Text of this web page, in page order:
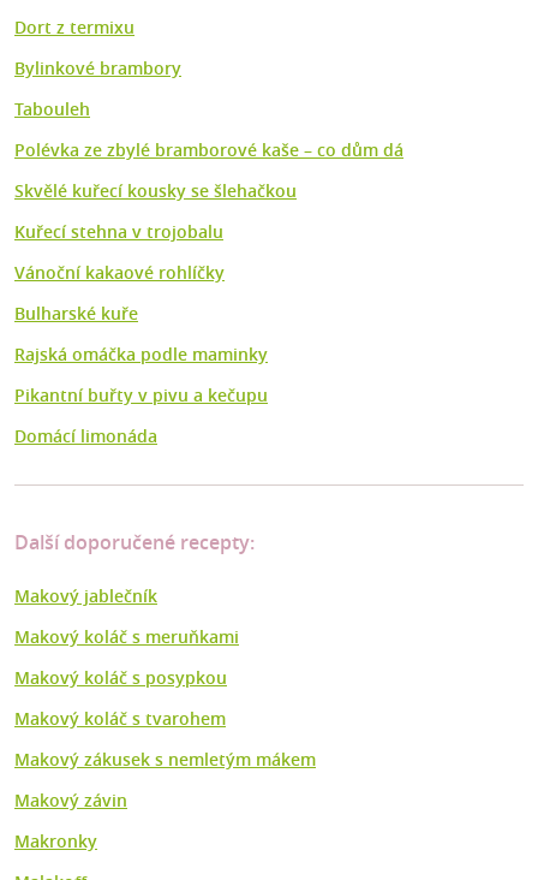
Dort z termixu
Bylinkové brambory
Tabouleh
Polévka ze zbylé bramborové kaše –⁠ co dům dá
Skvělé kuřecí kousky se šlehačkou
Kuřecí stehna v trojobalu
Vánoční kakaové rohlíčky
Bulharské kuře
Rajská omáčka podle maminky
Pikantní buřty v pivu a kečupu
Domácí limonáda
Další doporučené recepty:
Makový jablečník
Makový koláč s meruňkami
Makový koláč s posypkou
Makový koláč s tvarohem
Makový zákusek s nemletým mákem
Makový závin
Makronky